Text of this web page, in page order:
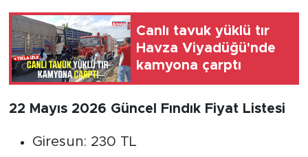
Canlı tavuk yüklü tır
Havza Viyadüğü'nde
kamyona çarptı
22 Mayıs 2026 Güncel Fındık Fiyat Listesi
Giresun: 230 TL